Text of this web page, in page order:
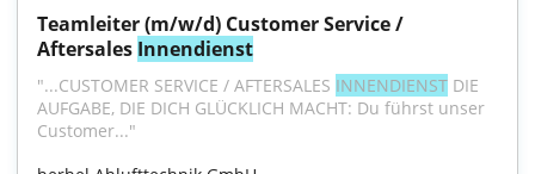
Teamleiter (m/w/d) Customer Service /
Aftersales Innendienst
"...CUSTOMER SERVICE / AFTERSALES INNENDIENST DIE
AUFGABE, DIE DICH GLÜCKLICH MACHT: Du führst unser
Customer..."